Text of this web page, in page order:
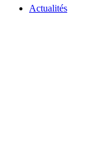
Actualités